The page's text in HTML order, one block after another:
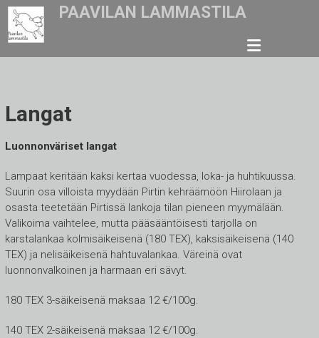
Skip
content
PAAVILAN LAMMASTILA
Langat
Luonnonväriset langat
Lampaat keritään kaksi kertaa vuodessa, loka- ja huhtikuussa.
Suurin osa villoista myydään Pirtin kehräämöön Hiirolaan ja
osasta teetetään Pirtissä lankoja tilan pieneen myymälään.
Valikoima vaihtelee, mutta pääsääntöisesti tarjolla on
karstalankaa kolmisäikeisenä (180 TEX), kaksisäikeisenä (140
TEX) ja nelisäikeisenä hahtuvalankaa. Väreinä ovat
luonnonvalkoinen ja harmaan eri sävyt.
180 TEX 3-säikeisenä maksaa 12 €/100g.
140 TEX 2-säikeisenä maksaa 12 €/100g.